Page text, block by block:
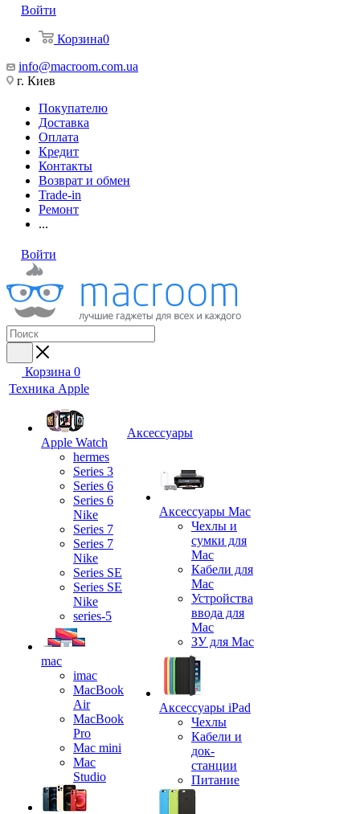
Войти
Корзина0
info@macroom.com.ua
г. Киев
Покупателю
Доставка
Оплата
Кредит
Контакты
Возврат и обмен
Trade-in
Ремонт
...
Войти
Корзина 0
Техника Apple
Apple Watch
hermes
Series 3
Series 6
Series 6
Nike
Series 7
Series 7
Nike
Series SE
Series SE
Nike
series-5
mac
imac
MacBook
Air
MacBook
Pro
Mac mini
Mac
Studio
Аксессуары
Аксессуары Mac
Чехлы и
сумки для
Mac
Кабели для
Mac
Устройства
ввода для
Mac
ЗУ для Mac
Аксессуары iPad
Чехлы
Кабели и
док-
станции
Питание